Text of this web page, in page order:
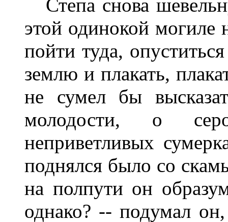
Степа снова
этой одинокой могиле
пойти туда,
землю и плакать,
не сумел бы
молодости, о
неприветливых
поднялся было со
на полпути он
однако? -- подумал